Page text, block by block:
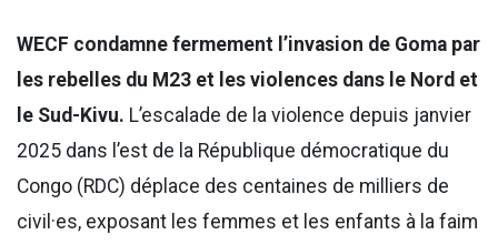
WECF condamne fermement l’invasion de Goma par
les rebelles du M23 et les violences dans le Nord et
le Sud-Kivu. L’escalade de la violence depuis janvier
2025 dans l’est de la République démocratique du
Congo (RDC) déplace des centaines de milliers de
civil·es, exposant les femmes et les enfants à la faim